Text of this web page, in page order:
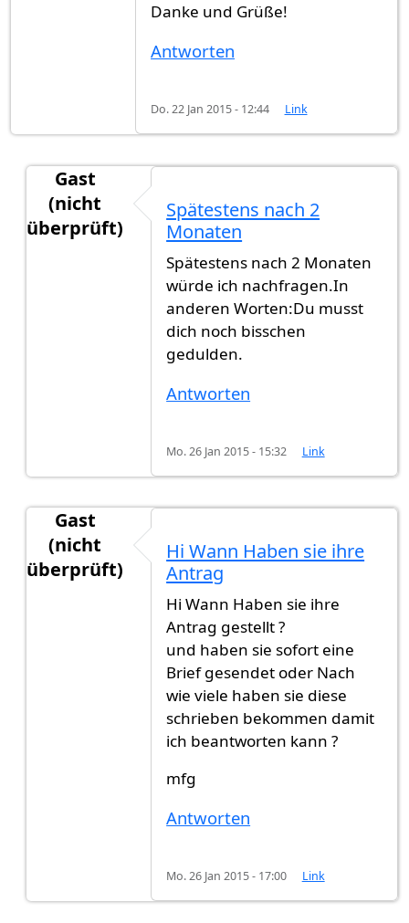
Danke und Grüße!
Antworten
Do. 22 Jan 2015 - 12:44 Link
Gast
(nicht
überprüft)
Spätestens nach 2
Monaten
Spätestens nach 2 Monaten
würde ich nachfragen.In
anderen Worten:Du musst
dich noch bisschen
gedulden.
Antworten
Mo. 26 Jan 2015 - 15:32 Link
Gast
(nicht
überprüft)
Hallo, ich habe heute ein
Hi Wann Haben sie ihre
Antrag
Hi Wann Haben sie ihre
Antrag gestellt ?
und haben sie sofort eine
Brief gesendet oder Nach
wie viele haben sie diese
schrieben bekommen damit
ich beantworten kann ?
mfg
Antworten
Mo. 26 Jan 2015 - 17:00 Link